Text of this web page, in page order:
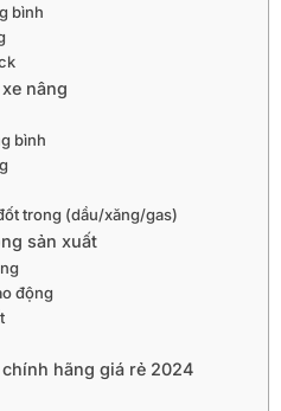
bình
nâng
bình
trong (dầu/xăng/gas)
sản xuất
động
hãng giá rẻ 2024